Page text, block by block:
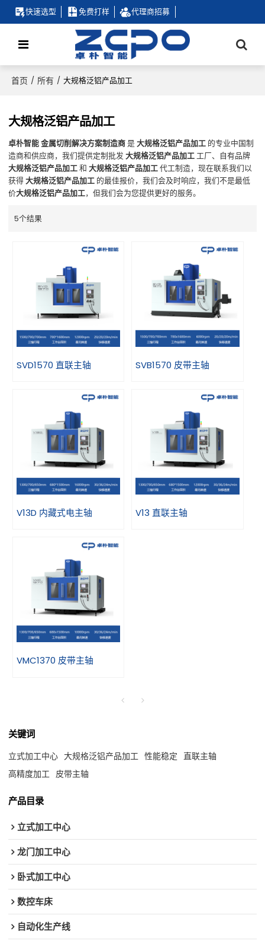
快速选型 免费打样 代理商招募
首页 / 所有 / 大规格泛铝产品加工
大规格泛铝产品加工
卓朴智能 金属切削解决方案制造商是大规格泛铝产品加工 的专业中国制
造商和供应商，我们提供定制批发大规格泛铝产品加工工厂、自有品牌
大规格泛铝产品加工和大规格泛铝产品加工代工制造，现在联系我们以
获得大规格泛铝产品加工 的最佳报价，我们会及时响应，我们不是最低
价大规格泛铝产品加工，但我们会为您提供更好的服务。
5个结果
SVD1570 直联主轴 SVB1570 皮带主轴
V13D 内藏式电主轴 V13 直联主轴
VMC1370 皮带主轴
关键词
立式加工中心 大规格泛铝产品加工 性能稳定 直联主轴
高精度加工 皮带主轴
产品目录
立式加工中心
龙门加工中心
卧式加工中心
数控车床
自动化生产线